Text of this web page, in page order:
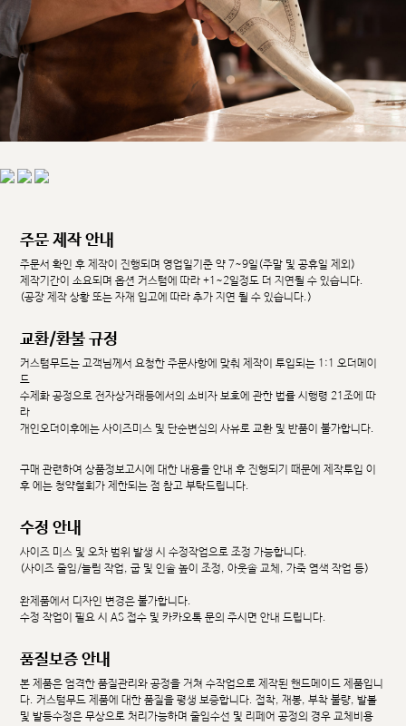
주문 제작 안내
주문서 확인 후 제작이 진행되며 영업일기준 약 7~9일(주말 및 공휴일 제외)
제작기간이 소요되며 옵션 커스텀에 따라 +1~2일정도 더 지연될 수 있습니다.
(공장 제작 상황 또는 자재 입고에 따라 추가 지연 될 수 있습니다.)
교환/환불 규정
커스텀무드는 고객님께서 요청한 주문사항에 맞춰 제작이 투입되는 1:1 오더메이
드
수제화 공정으로 전자상거래등에서의 소비자 보호에 관한 법률 시행령 21조에 따
라
개인오더이후에는 사이즈미스 및 단순변심의 사유로 교환 및 반품이 불가합니다.
구매 관련하여 상품정보고시에 대한 내용을 안내 후 진행되기 때문에 제작투입 이
후 에는 청약철회가 제한되는 점 참고 부탁드립니다.
수정 안내
사이즈 미스 및 오차 범위 발생 시 수정작업으로 조정 가능합니다.
(사이즈 줄임/늘림 작업, 굽 및 인솔 높이 조정, 아웃솔 교체, 가죽 염색 작업 등)
완제품에서 디자인 변경은 불가합니다.
수정 작업이 필요 시 AS 접수 및 카카오톡 문의 주시면 안내 드립니다.
품질보증 안내
본 제품은 엄격한 품질관리와 공정을 거쳐 수작업으로 제작된 핸드메이드 제품입니
다. 커스텀무드 제품에 대한 품질을 평생 보증합니다. 접착, 재봉, 부착 불량, 발볼
및 발등수정은 무상으로 처리가능하며 줄임수선 및 리페어 공정의 경우 교체비용